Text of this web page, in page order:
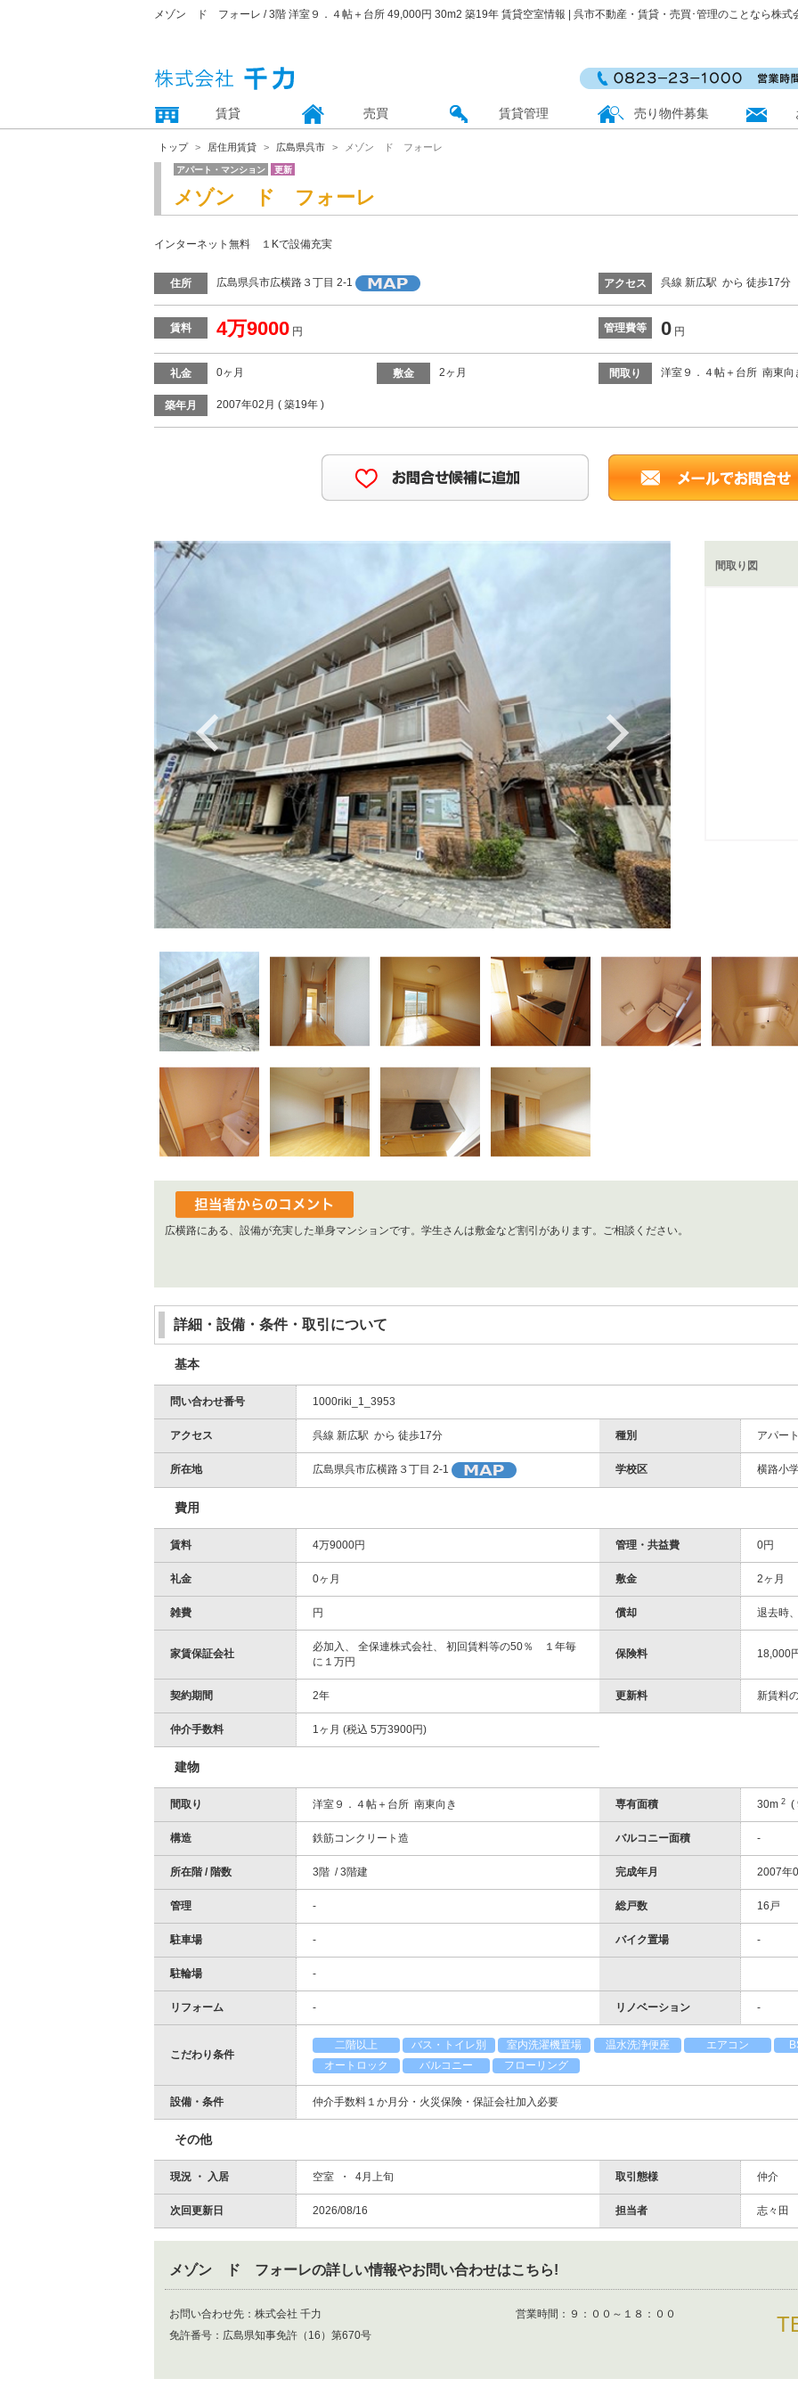
メゾン ド フォーレ / 3階 洋室９．４帖＋台所 49,000円 30m2 築19年 賃貸空室情報 | 呉市不動産・賃貸・売買･管理のことなら株式
賃貸 売買 賃貸管理 売り物件募集
トップ 居住用賃貸 広島県呉市 メゾン ド フォーレ
アパート・マンション 更新
メゾン ド フォーレ
インターネット無料 １Kで設備充実
住所 広島県呉市広横路３丁目 2-1 アクセス 呉線 新広駅 から 徒歩17分
賃料 4万9000 円 管理費等 0 円
礼金 0ヶ月 敷金 2ヶ月 間取り 洋室９．４帖＋台所 南東向
築年月 2007年02月 ( 築19年 )
Previous Next
間取り図
広横路にある、設備が充実した単身マンションです。学生さんは敷金など割引があります。ご相談ください。
詳細・設備・条件・取引について
基本
問い合わせ番号 1000riki_1_3953
アクセス 呉線 新広駅 から 徒歩17分 種別 アパー
所在地 広島県呉市広横路３丁目 2-1 学校区 横路小
費用
賃料 4万9000円 管理・共益費 0円
礼金 0ヶ月 敷金 2ヶ月
雑費 円 償却 退去時
家賃保証会社
必加入、 全保連株式会社、 初回賃料等の50％ １年毎
に１万円
保険料 18,000
契約期間 2年 更新料 新賃料
仲介手数料 1ヶ月 (税込 5万3900円)
建物
間取り 洋室９．４帖＋台所 南東向き 専有面積 30m 2 (
構造 鉄筋コンクリート造 バルコニー面積 -
所在階 / 階数 3階 / 3階建 完成年月 2007年
管理 - 総戸数 16戸
駐車場 - バイク置場 -
駐輪場 -
リフォーム - リノベーション -
こだわり条件
二階以上 バス・トイレ別 室内洗濯機置場 温水洗浄便座 エアコン
オートロック
バルコニー フローリング
設備・条件 仲介手数料１か月分・火災保険・保証会社加入必要
その他
現況 ・ 入居 空室 ・ 4月上旬 取引態様 仲介
次回更新日 2026/08/16 担当者 志々田
メゾン ド フォーレの詳しい情報やお問い合わせはこちら!
お問い合わせ先： 株式会社 千力
免許番号： 広島県知事免許（16）第670号
営業時間： ９：００～１８：００